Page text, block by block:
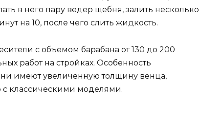
в него пару ведер щебня, залить несколько
на 10, после чего слить жидкость.
с объемом барабана от 130 до 200
работ на стройках. Особенность
имеют увеличенную толщину венца,
с классическими моделями.